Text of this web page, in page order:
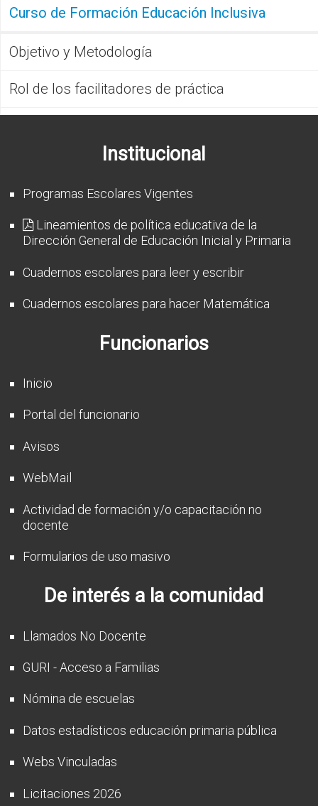
Curso de Formación Educación Inclusiva
Objetivo y Metodología
Rol de los facilitadores de práctica
Institucional
Programas Escolares Vigentes
Lineamientos de política educativa de la
Dirección General de Educación Inicial y Primaria
Cuadernos escolares para leer y escribir
Cuadernos escolares para hacer Matemática
Funcionarios
Inicio
Portal del funcionario
Avisos
WebMail
Actividad de formación y/o capacitación no
docente
Formularios de uso masivo
De interés a la comunidad
Llamados No Docente
GURI - Acceso a Familias
Nómina de escuelas
Datos estadísticos educación primaria pública
Webs Vinculadas
Licitaciones 2026